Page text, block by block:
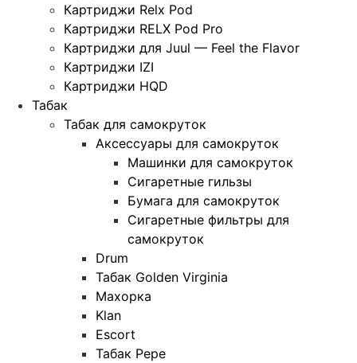
Картриджи Relx Pod
Картриджи RELX Pod Pro
Картриджи для Juul — Feel the Flavor
Картриджи IZI
Картриджи HQD
Табак
Табак для самокруток
Аксессуары для самокруток
Машинки для самокруток
Сигаретные гильзы
Бумага для самокруток
Сигаретные фильтры для
самокруток
Drum
Табак Golden Virginia
Махорка
Klan
Escort
Табак Pepe